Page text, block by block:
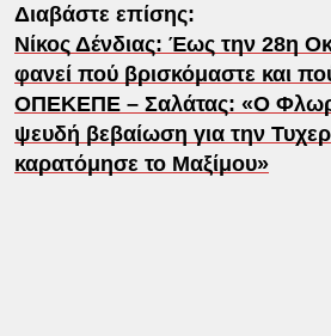
Διαβάστε επίσης:
Νίκος Δένδιας: Έως την 28η
φανεί πού βρισκόμαστε και
ΟΠΕΚΕΠΕ – Σαλάτας: «Ο
ψευδή βεβαίωση για την
καρατόμησε το Μαξίμου»